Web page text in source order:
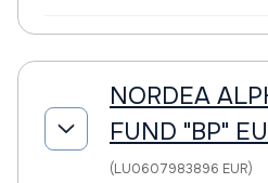
NORDEA
FUND "BP"
(LU0607983896 EUR)